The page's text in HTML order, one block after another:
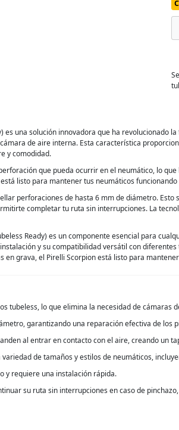
es una solución innovadora que ha
de aire interna. Esta característica
y comodidad.
que pueda ocurrir en el neumático, lo
listo para mantener tus neumáticos
perforaciones de hasta 6 mm de diámetro.
completar tu ruta sin interrupciones. La
Ready) es un componente esencial para
y su compatibilidad versátil con
grava, el Pirelli Scorpion está listo para
tubeless, lo que elimina la necesidad de cámaras
garantizando una reparación efectiva de los
al entrar en contacto con el aire, creando un
variedad de tamaños y estilos de neumáticos,
y requiere una instalación rápida.
su ruta sin interrupciones en caso de